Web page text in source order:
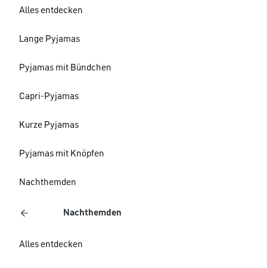
Alles entdecken
Lange Pyjamas
Pyjamas mit Bündchen
Capri-Pyjamas
Kurze Pyjamas
Pyjamas mit Knöpfen
Nachthemden
Nachthemden
Alles entdecken